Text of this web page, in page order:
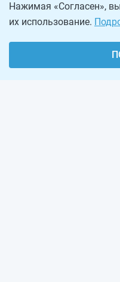
Нажимая «Согласен»,
их использование.